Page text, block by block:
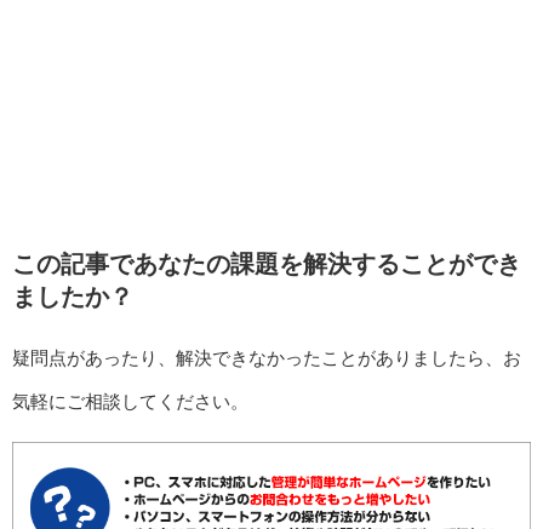
この記事であなたの課題を解決することができ
ましたか？
疑問点があったり、解決できなかったことがありましたら、お
気軽にご相談してください。